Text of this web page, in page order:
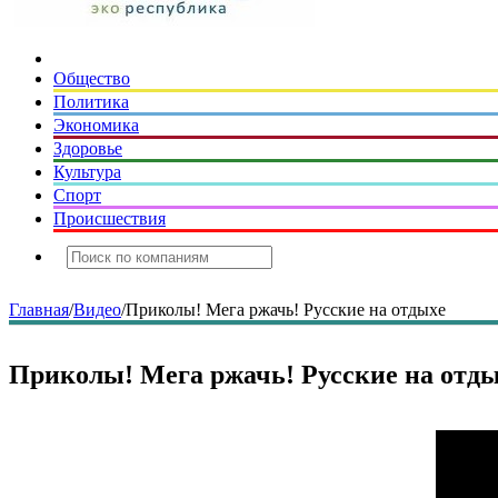
Общество
Политика
Экономика
Здоровье
Культура
Спорт
Происшествия
Главная/Видео/Приколы! Мега ржачь! Русские на отдыхе
Приколы! Мега ржачь! Русские на